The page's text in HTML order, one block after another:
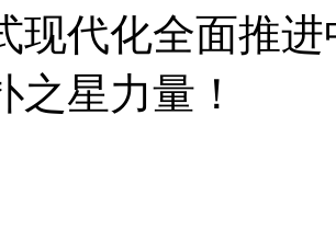
现代化全面推
之星力量！